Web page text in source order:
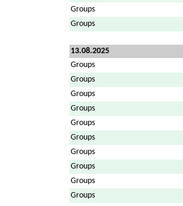
Groups
Groups
13.08.2025
Groups
Groups
Groups
Groups
Groups
Groups
Groups
Groups
Groups
Groups